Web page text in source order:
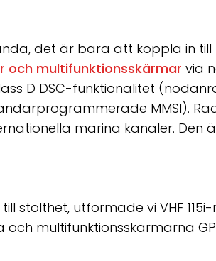
det är bara att koppla in till
och multifunktionsskärmar via
D DSC-funktionalitet
MMSI).
marina kanaler. Den
stolthet, utformade vi VHF
multifunktionsskärmarna